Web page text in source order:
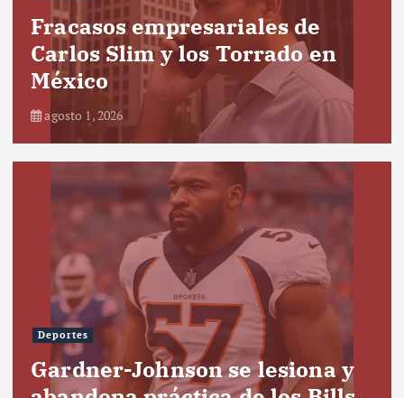
Fracasos empresariales de
Carlos Slim y los Torrado en
México
agosto 1, 2026
Deportes
Gardner-Johnson se lesiona y